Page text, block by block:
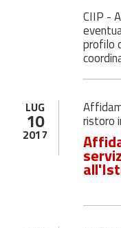
CIIP -
profilo
LUG
10
2017
ristoro